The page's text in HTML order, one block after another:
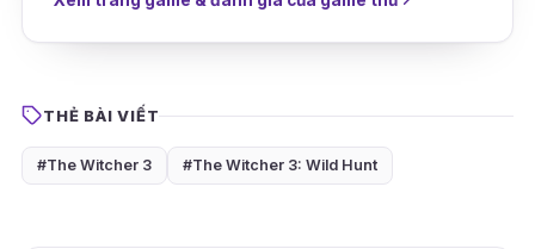
THẺ BÀI VIẾT
#The Witcher 3 #The Witcher 3: Wild Hunt